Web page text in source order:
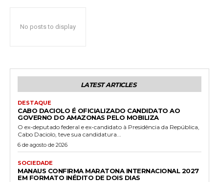
No posts to display
LATEST ARTICLES
DESTAQUE
CABO DACIOLO É OFICIALIZADO CANDIDATO AO
GOVERNO DO AMAZONAS PELO MOBILIZA
O ex-deputado federal e ex-candidato à Presidência da República,
Cabo Daciolo, teve sua candidatura...
6 de agosto de 2026
SOCIEDADE
MANAUS CONFIRMA MARATONA INTERNACIONAL 2027
EM FORMATO INÉDITO DE DOIS DIAS